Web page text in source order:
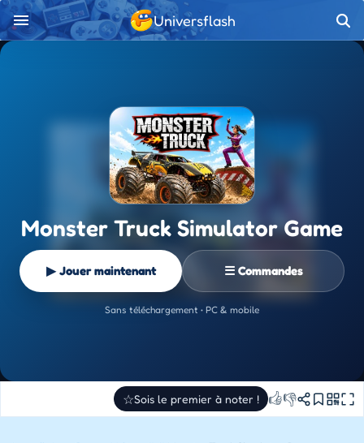
Universflash
Monster Truck Simulator Game
▶ Jouer maintenant ☰ Commandes
Sans téléchargement • PC & mobile
☆Sois le premier à noter ! 👍👎